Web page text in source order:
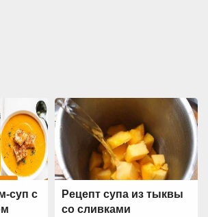
суп с
Рецепт супа из тыквы
со сливками